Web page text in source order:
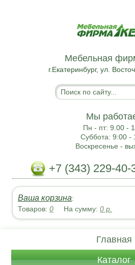
Мебельная
г.Екатеринбург, ул.
Мы
Пн - пт:9.00 -
Суббота:9:00 -
Воскресенье -
+7 (343) 229-40-
Ваша корзина:
Товаров:0 На сумму:0 р.
Главная
Каталог